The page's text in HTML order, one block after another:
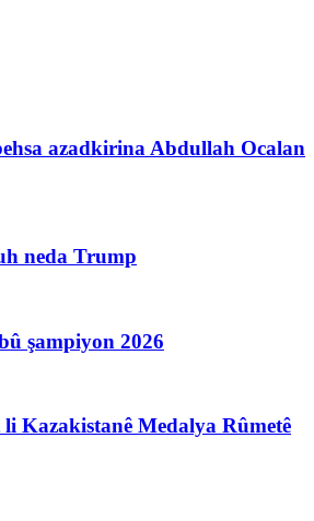
azadkirina Abdullah Ocalan
neda Trump
şampiyon 2026
li Kazakistanê Medalya Rûmetê